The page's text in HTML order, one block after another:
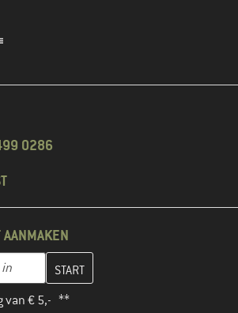
0286
in en maak in de volgende stap je
van € 5,- **